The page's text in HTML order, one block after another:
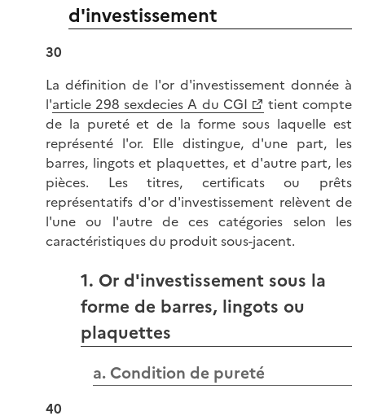
d'investissement
30
La définition de l'or d'investissement donnée à
l'article 298 sexdecies A du CGI
tient compte
de la pureté et de la forme sous laquelle est
représenté l'or. Elle distingue, d'une part, les
barres, lingots et plaquettes, et d'autre part, les
pièces. Les titres, certificats ou prêts
représentatifs d'or d'investissement relèvent de
l'une ou l'autre de ces catégories selon les
caractéristiques du produit sous-jacent.
1. Or d'investissement sous la
forme de barres, lingots ou
plaquettes
a. Condition de pureté
40